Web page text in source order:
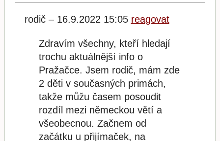
rodič – 16.9.2022 15:05 reagovat
Zdravím všechny, kteří hledají
trochu aktuálnější info o
Pražačce. Jsem rodič, mám zde
2 děti v současných primách,
takže můžu časem posoudit
rozdíl mezi německou větí a
všeobecnou. Začnem od
začátku u přijímaček, na